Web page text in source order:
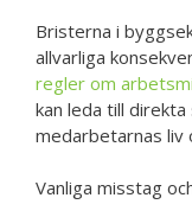
Bristerna i
allvarliga
regler om
kan leda till
medarbetarnas liv
Vanliga misstag